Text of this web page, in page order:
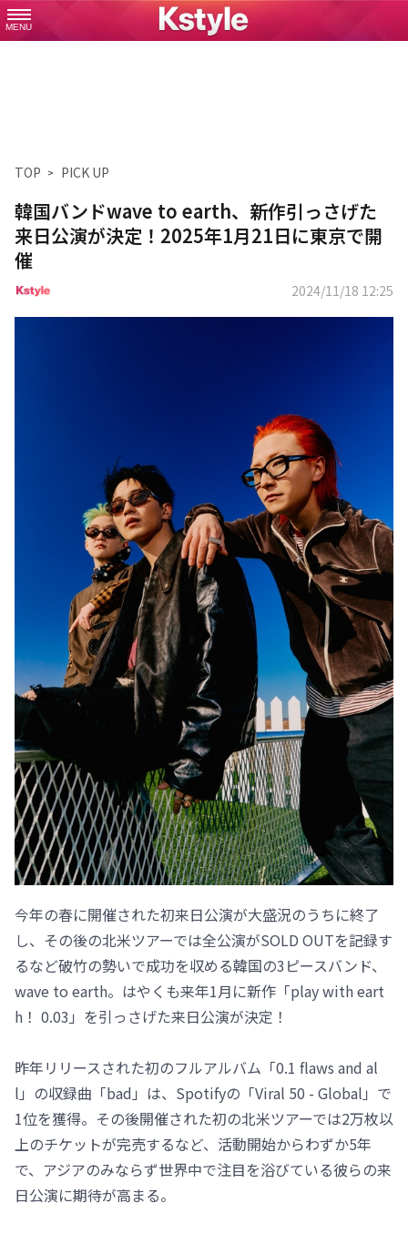
MENU
TOP PICK UP
韓国バンドwave to earth、新作引っさげた
来日公演が決定！2025年1月21日に東京で開
催
2024/11/18 12:25
今年の春に開催された初来日公演が大盛況のうちに終了
し、その後の北米ツアーでは全公演がSOLD OUTを記録す
るなど破竹の勢いで成功を収める韓国の3ピースバンド、
wave to earth。はやくも来年1月に新作「play with eart
h！ 0.03」を引っさげた来日公演が決定！
昨年リリースされた初のフルアルバム「0.1 flaws and al
l」の収録曲「bad」は、Spotifyの「Viral 50 - Global」で
1位を獲得。その後開催された初の北米ツアーでは2万枚以
上のチケットが完売するなど、活動開始からわずか5年
で、アジアのみならず世界中で注目を浴びている彼らの来
日公演に期待が高まる。